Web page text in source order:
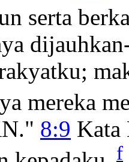
serta
mereka
8:9 Kata
f